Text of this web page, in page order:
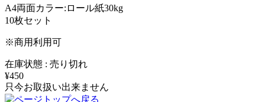
A4両面カラー:ロール紙30kg
10枚セット
※商用利用可
在庫状態 : 売り切れ
¥450
只今お取扱い出来ません